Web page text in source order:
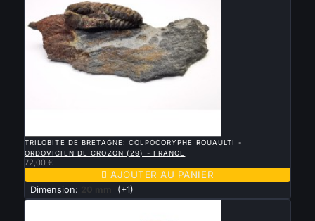
TRILOBITE DE BRETAGNE: COLPOCORYPHE ROUAULTI -
ORDOVICIEN DE CROZON (29) - FRANCE
72,00 €
 AJOUTER AU PANIER
Dimension: 20 mm (+1)